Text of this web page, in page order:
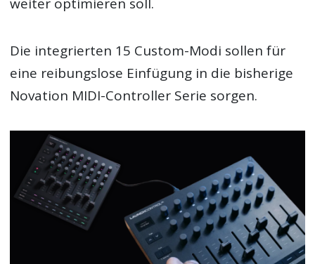
weiter optimieren soll.
Die integrierten 15 Custom-Modi sollen für
eine reibungslose Einfügung in die bisherige
Novation MIDI-Controller Serie sorgen.